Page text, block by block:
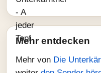
Mehr entdecken
Mehr von Die